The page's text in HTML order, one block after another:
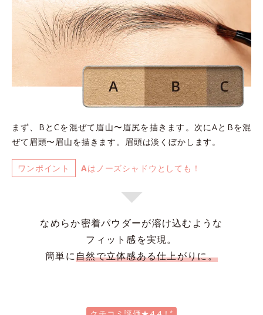
まず、BとCを混ぜて眉山〜眉尻を描きます。 次にAとBを混
ぜて眉頭〜眉山を描きます。 眉頭は淡くぼかします。
ワンポイント Aはノーズシャドウとしても！
なめらか密着パウダーが溶け込むような
フィット感を実現。
簡単に自然で立体感ある仕上がりに。
*